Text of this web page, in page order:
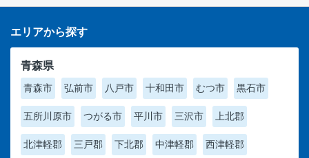
エリアから探す
青森県
青森市 弘前市 八戸市 十和田市 むつ市 黒石市
五所川原市 つがる市 平川市 三沢市 上北郡
北津軽郡 三戸郡 下北郡 中津軽郡 西津軽郡